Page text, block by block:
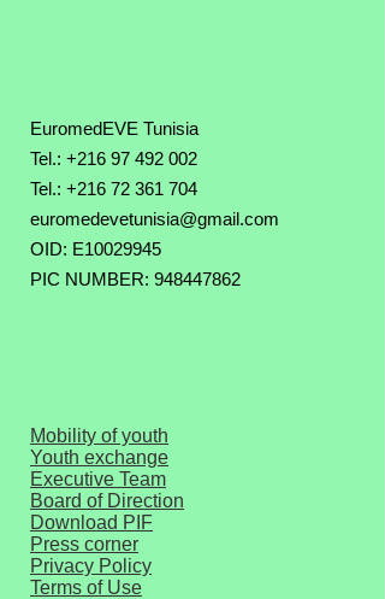
EuromedEVE Tunisia
Tel.: +216 97 492 002
Tel.: +216 72 361 704
euromedevetunisia@gmail.com
OID: E10029945
PIC NUMBER: 948447862
Mobility of youth
Youth exchange
Executive Team
Board of Direction
Download PIF
Press corner
Privacy Policy
Terms of Use